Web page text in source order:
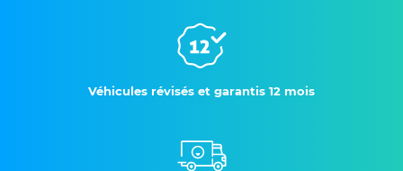
Véhicules révisés et garantis 12 mois